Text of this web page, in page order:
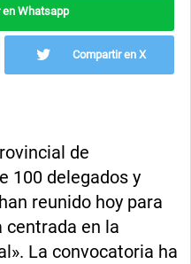
en Whatsapp
Compartir en X
de
100 delegados y
reunido hoy para
centrada en la
La convocatoria ha